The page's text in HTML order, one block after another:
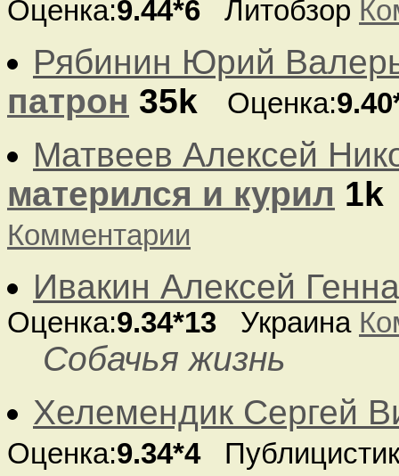
Оценка:9.44*6 Литобзор
Рябинин Юрий
патрон 35k Оценка:
Матвеев Алексей
матерился и курил 1k
Комментарии
Ивакин Алексей
Оценка:9.34*13 Украина
Собачья жизнь
Хелемендик Сергей
Оценка:9.34*4